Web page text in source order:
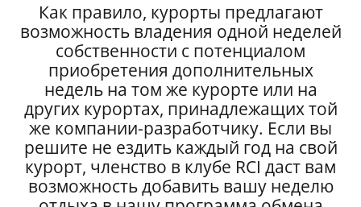
Как правило, курорты предлагают
возможность владения одной неделей
собственности с потенциалом
приобретения дополнительных
недель на том же курорте или на
других курортах, принадлежащих той
же компании-разработчику. Если вы
решите не ездить каждый год на свой
курорт, членство в клубе RCI даст вам
возможность добавить вашу неделю